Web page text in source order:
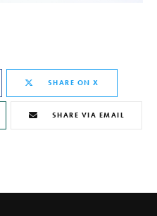
SHARE ON X
SHARE VIA EMAIL